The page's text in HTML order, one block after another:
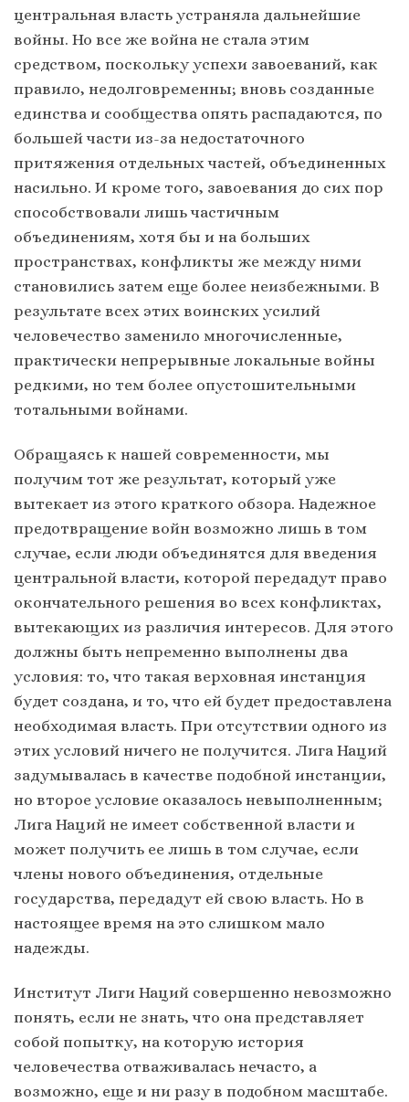
центральная власть устраняла дальнейшие
войны. Но все же война не стала этим
средством, поскольку успехи завоеваний, как
правило, недолговременны; вновь созданные
единства и сообщества опять распадаются, по
большей части из-за недостаточного
притяжения отдельных частей, объединенных
насильно. И кроме того, завоевания до сих пор
способствовали лишь частичным
объединениям, хотя бы и на больших
пространствах, конфликты же между ними
становились затем еще более неизбежными. В
результате всех этих воинских усилий
человечество заменило многочисленные,
практически непрерывные локальные войны
редкими, но тем более опустошительными
тотальными войнами.
Обращаясь к нашей современности, мы
получим тот же результат, который уже
вытекает из этого краткого обзора. Надежное
предотвращение войн возможно лишь в том
случае, если люди объединятся для введения
центральной власти, которой передадут право
окончательного решения во всех конфликтах,
вытекающих из различия интересов. Для этого
должны быть непременно выполнены два
условия: то, что такая верховная инстанция
будет создана, и то, что ей будет предоставлена
необходимая власть. При отсутствии одного из
этих условий ничего не получится. Лига Наций
задумывалась в качестве подобной инстанции,
но второе условие оказалось невыполненным;
Лига Наций не имеет собственной власти и
может получить ее лишь в том случае, если
члены нового объединения, отдельные
государства, передадут ей свою власть. Но в
настоящее время на это слишком мало
надежды.
Институт Лиги Наций совершенно невозможно
понять, если не знать, что она представляет
собой попытку, на которую история
человечества отваживалась нечасто, а
возможно, еще и ни разу в подобном масштабе.